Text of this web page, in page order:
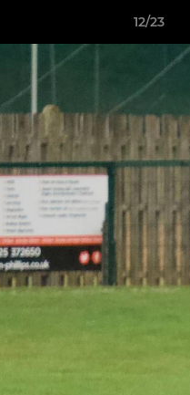
12/23